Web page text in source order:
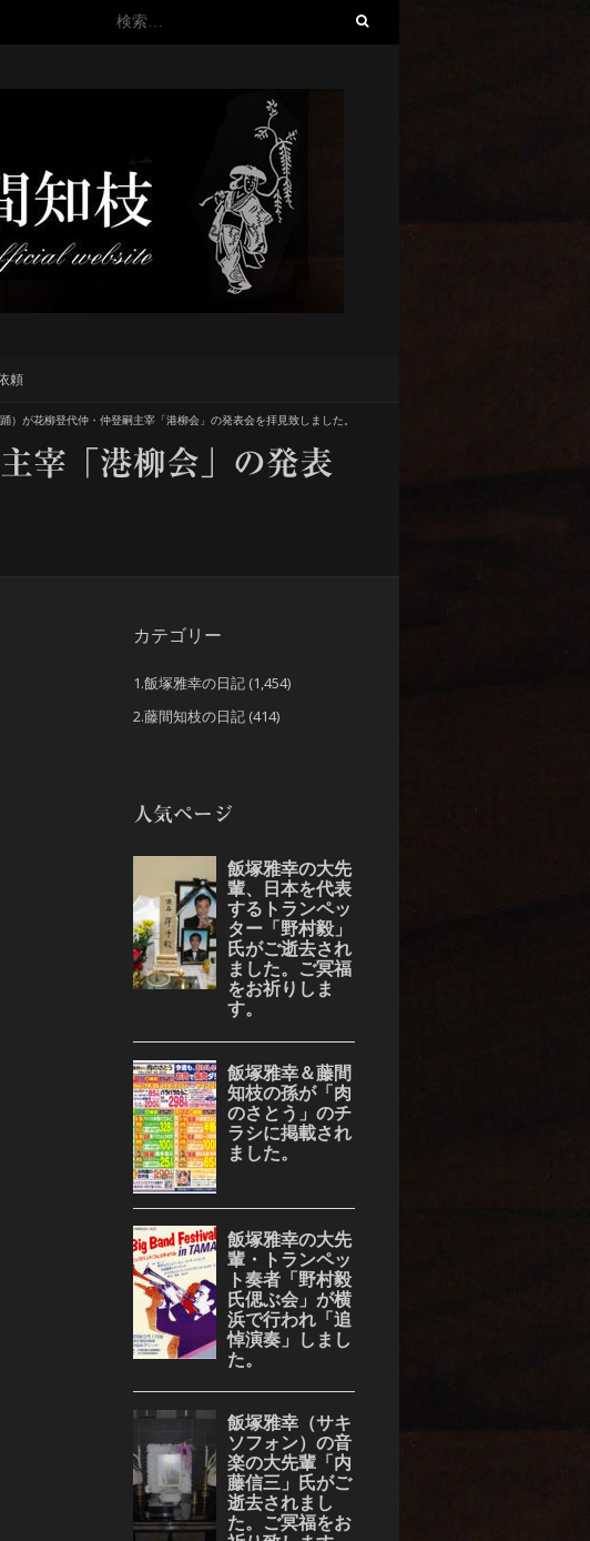
検
頼
）が花柳登代仲・仲登嗣主宰「港柳会」の発表会を拝見致しました。
宰「港柳会」の発表
カテゴリー
1.飯塚雅幸の日記 (1,454)
2.藤間知枝の日記 (414)
人気ページ